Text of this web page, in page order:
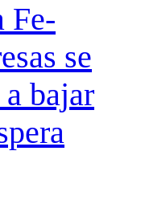
Fe-
se
bajar